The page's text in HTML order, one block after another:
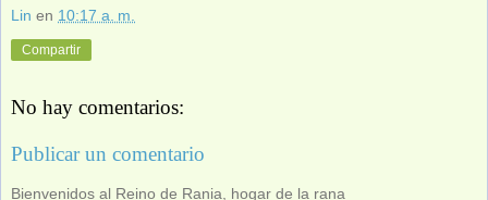
Lin en 10:17 a. m.
Compartir
No hay comentarios:
Publicar un comentario
Bienvenidos al Reino de Rania, hogar de la rana